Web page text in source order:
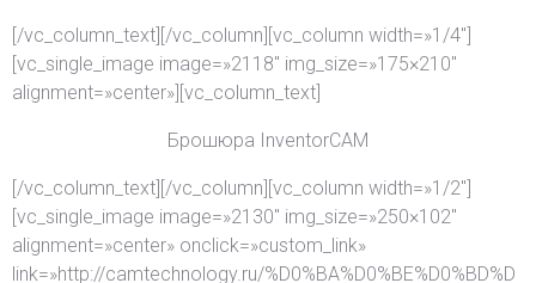
[/vc_column_text][/vc_column][vc_column width=»1/4″]
[vc_single_image image=»2118″ img_size=»175×210″
alignment=»center»][vc_column_text]
Брошюра InventorCAM
[/vc_column_text][/vc_column][vc_column width=»1/2″]
[vc_single_image image=»2130″ img_size=»250×102″
alignment=»center» onclick=»custom_link»
link=»http://camtechnology.ru/%D0%BA%D0%BE%D0%BD%D